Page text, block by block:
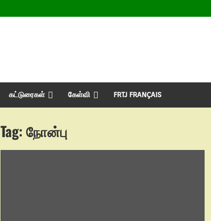
கட்டுரைகள் கேள்வி FRTJ FRANÇAIS
Tag:நோன்பு